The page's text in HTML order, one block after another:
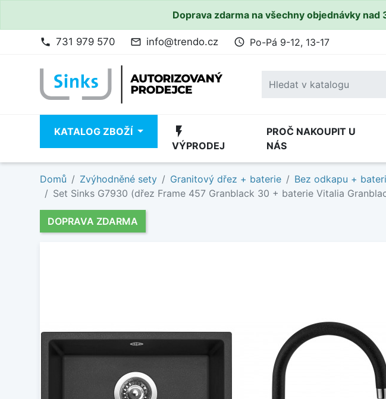
Doprava zdarma na všechny objednávky nad
phone 731 979 570 mail_outline info@trendo.cz access_time Po-Pá 9-12, 13-17
KATALOG ZBOŽÍ flash_on
VÝPRODEJ
PROČ NAKOUPIT U
NÁS
Domů Zvýhodněné sety Granitový dřez + baterie
Bez odkapu +
Set Sinks G7930 (dřez Frame 457 Granblack 30 + baterie Vitalia
DOPRAVA ZDARMA